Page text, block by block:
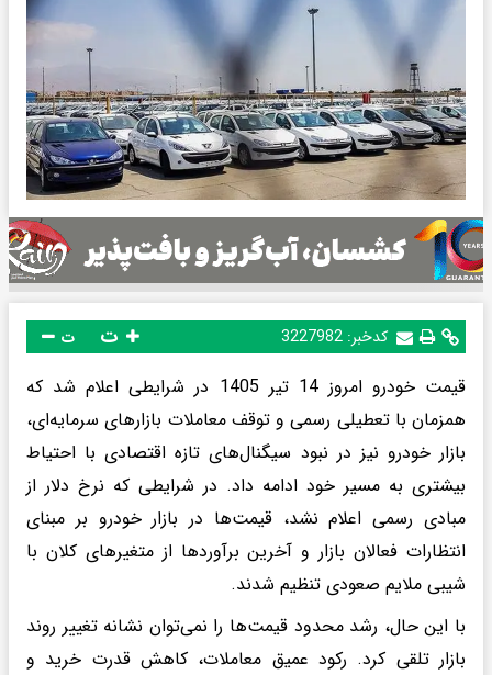
کدخبر: 3227982 ت
قیمت خودرو امروز 14 تیر 1405 در شرایطی اعلام شد که
همزمان با تعطیلی رسمی و توقف معاملات بازارهای سرمایه‌ای،
بازار خودرو نیز در نبود سیگنال‌های تازه اقتصادی با احتیاط
بیشتری به مسیر خود ادامه داد. در شرایطی که نرخ دلار از
مبادی رسمی اعلام نشد، قیمت‌ها در بازار خودرو بر مبنای
انتظارات فعالان بازار و آخرین برآوردها از متغیرهای کلان با
شیبی ملایم صعودی تنظیم شدند.
با این حال، رشد محدود قیمت‌ها را نمی‌توان نشانه تغییر روند
بازار تلقی کرد. رکود عمیق معاملات، کاهش قدرت خرید و